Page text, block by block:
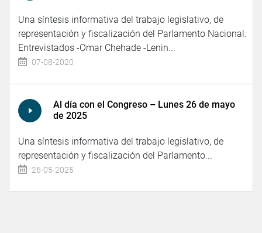
Una síntesis informativa del trabajo legislativo, de
representación y fiscalización del Parlamento Nacional.
Entrevistados -Omar Chehade -Lenin...
07-08-2020
Al día con el Congreso – Lunes 26 de mayo
de 2025
Una síntesis informativa del trabajo legislativo, de
representación y fiscalización del Parlamento...
26-05-2025